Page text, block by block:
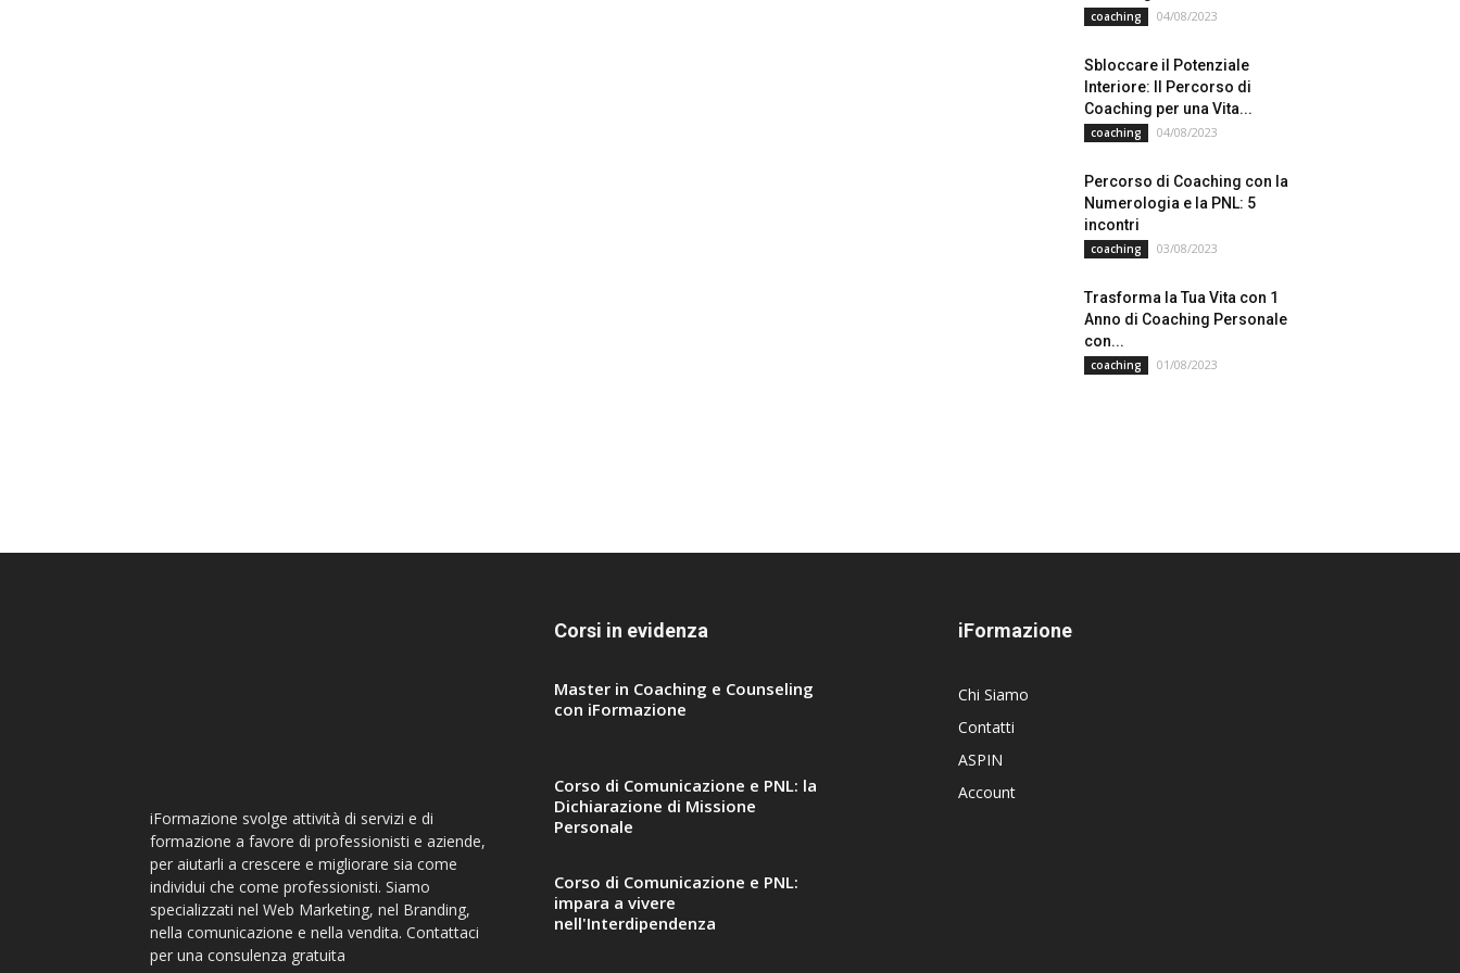
coaching 04/08/2023
Sbloccare il Potenziale
Interiore: Il Percorso di
Coaching per una Vita...
coaching 04/08/2023
Percorso di Coaching con la
Numerologia e la PNL: 5
incontri
coaching 03/08/2023
Trasforma la Tua Vita con 1
Anno di Coaching Personale
con...
coaching 01/08/2023
iFormazione svolge attività di servizi e di
formazione a favore di professionisti e aziende,
per aiutarli a crescere e migliorare sia come
individui che come professionisti. Siamo
specializzati nel Web Marketing, nel Branding,
nella comunicazione e nella vendita. Contattaci
per una consulenza gratuita
Corsi in evidenza
Master in Coaching e Counseling
con iFormazione
Corso di Comunicazione e PNL: la
Dichiarazione di Missione
Personale
Corso di Comunicazione e PNL:
impara a vivere
nell'Interdipendenza
iFormazione
Chi Siamo
Contatti
ASPIN
Account